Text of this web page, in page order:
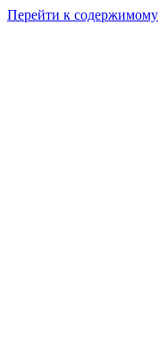
Перейти к содержимому